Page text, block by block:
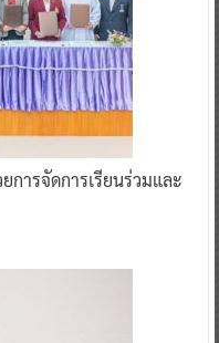
การจัดการเรียนร่วมและ